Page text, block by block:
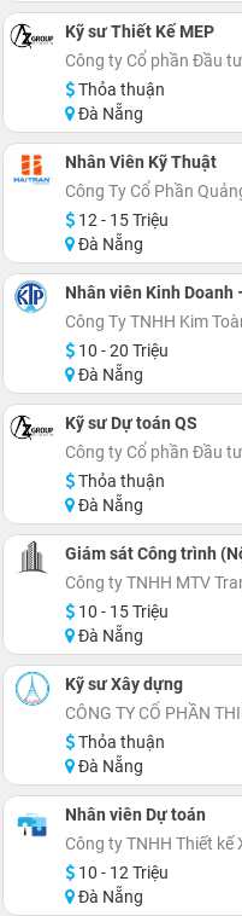
Kỹ sư Thiết Kế MEP
Công ty Cổ phần Đầu
Thỏa thuận
Đà Nẵng
Nhân Viên Kỹ Thuật
12 - 15 Triệu
Đà Nẵng
Nhân viên Kinh Doanh
Công Ty TNHH Kim
10 - 20 Triệu
Đà Nẵng
Kỹ sư Dự toán QS
Công ty Cổ phần Đầu
Thỏa thuận
Đà Nẵng
Giám sát Công trình
Công ty TNHH MTV
10 - 15 Triệu
Đà Nẵng
Kỹ sư Xây dựng
CÔNG TY CỔ PHẦN
Thỏa thuận
Đà Nẵng
Nhân viên Dự toán
Công ty TNHH Thiết kế
10 - 12 Triệu
Đà Nẵng